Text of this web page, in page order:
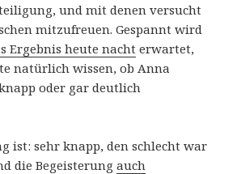
und mit denen versucht
mitzufreuen. Gespannt wird
Ergebnis heute nacht erwartet,
natürlich wissen, ob Anna
oder gar deutlich
ist: sehr knapp, den schlecht war
die Begeisterungauch